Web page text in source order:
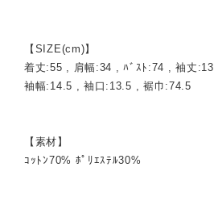
【SIZE(cm)】
着丈:55 , 肩幅:34 , ﾊﾞｽﾄ:74 , 袖丈:13
袖幅:14.5 , 袖口:13.5 , 裾巾:74.5
【素材】
ｺｯﾄﾝ70% ﾎﾟﾘｴｽﾃﾙ30%